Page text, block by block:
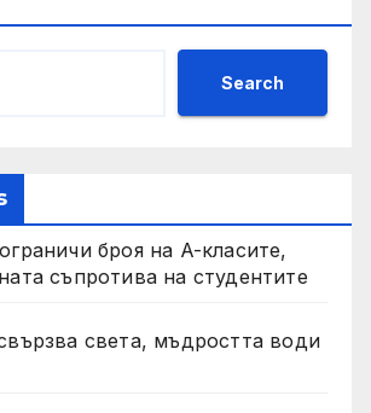
Search
броя на A-класите,
съпротива на студентите
света, мъдростта води